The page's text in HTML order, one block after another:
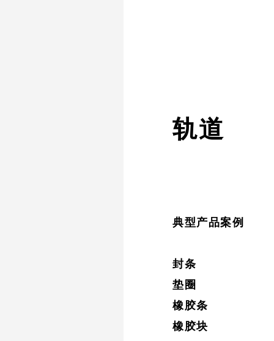
轨道
典型产品案例
封条
垫圈
橡胶条
橡胶块